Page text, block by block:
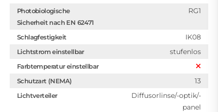
Photobiologische
Sicherheit nach EN 62471
RG1
Schlagfestigkeit IK08
Lichtstrom einstellbar stufenlos
Farbtemperatur einstellbar
Schutzart (NEMA)
13
Lichtverteiler
Diffusorlinse/-optik/-
panel